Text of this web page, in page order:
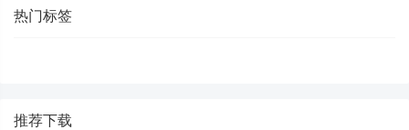
热门标签
推荐下载